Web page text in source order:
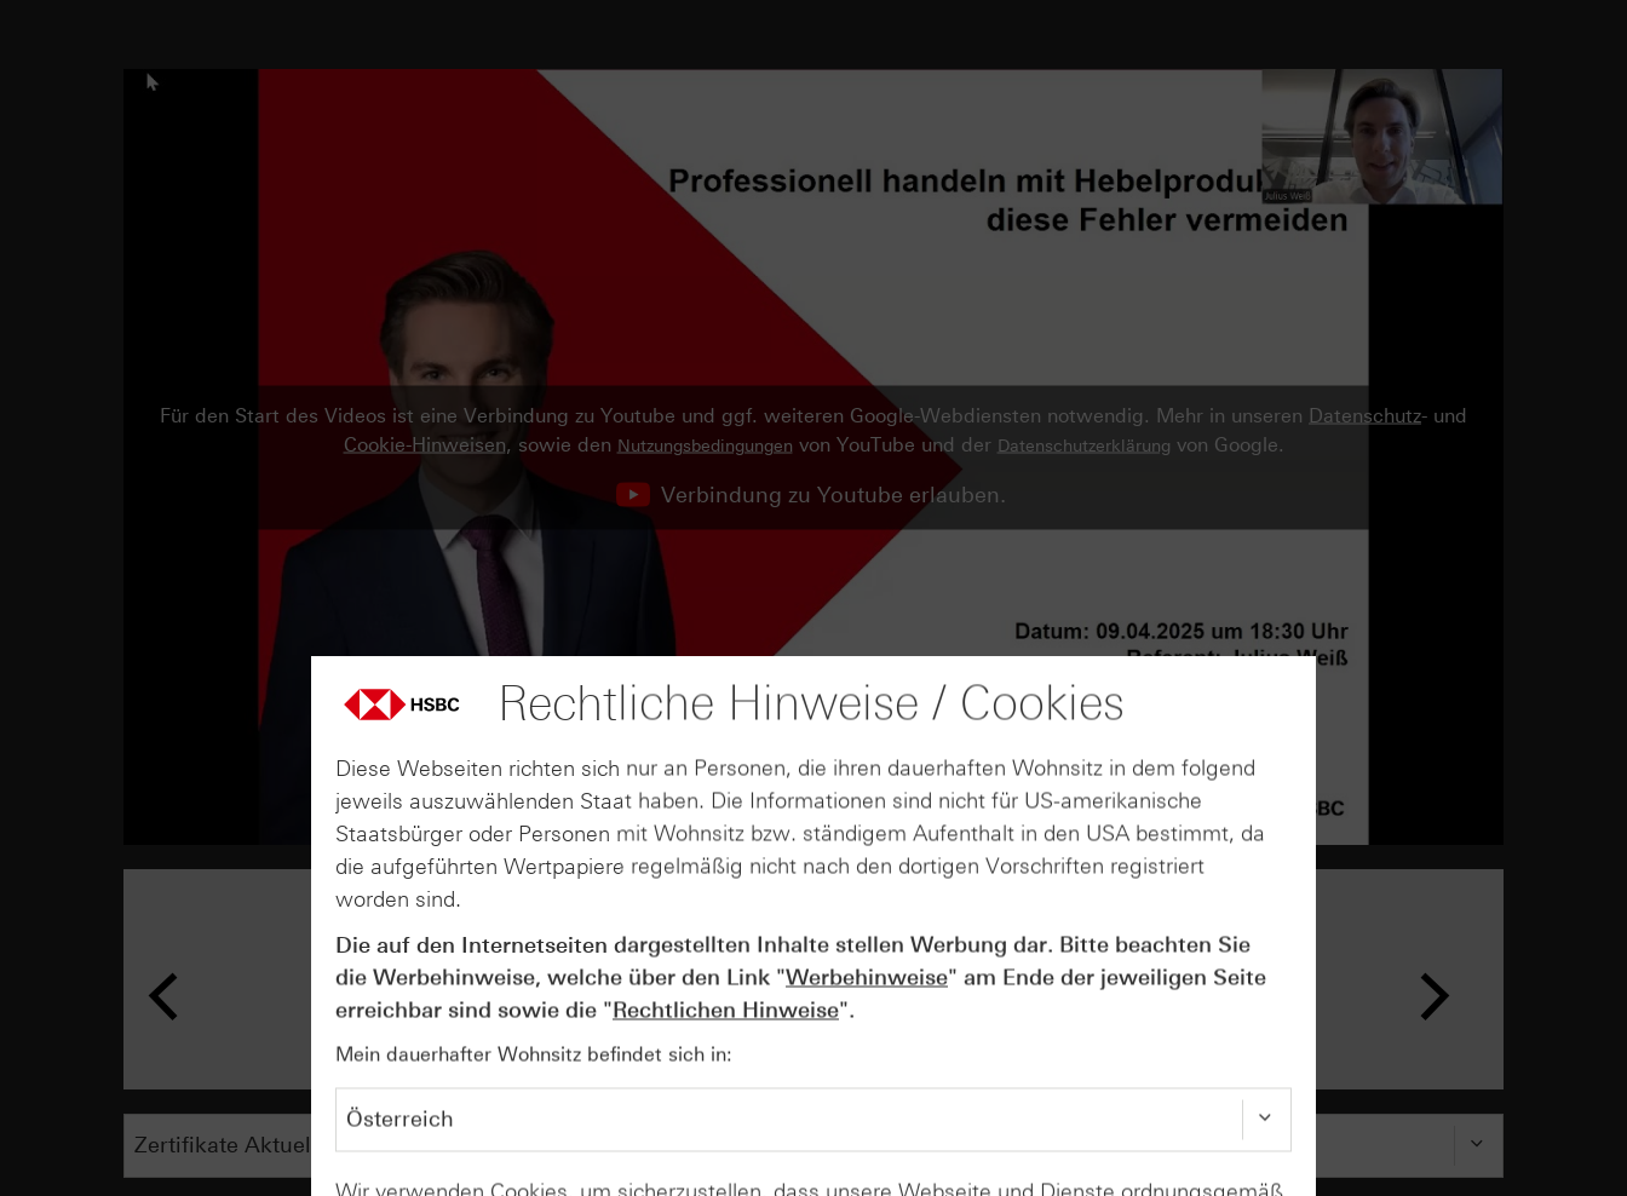
Für den Start des Videos ist eine Verbindung zu Youtube und ggf. weiteren Google-Webdiensten notwendig. Mehr in unseren Datenschutz- und
Cookie-Hinweisen, sowie den Nutzungsbedingungen von YouTube und der Datenschutzerklärung von Google.
Verbindung zu Youtube erlauben.
AUGUST
07
Wie lange bleibt der DAX® in
Rekordlaune? - ntv Zertifikate
07.08.26
Rechtliche Hinweise / Cookies
Diese Webseiten richten sich nur an Personen, die ihren dauerhaften Wohnsitz in dem folgend
jeweils auszuwählenden Staat haben. Die Informationen sind nicht für US-amerikanische
Staatsbürger oder Personen mit Wohnsitz bzw. ständigem Aufenthalt in den USA bestimmt, da
die aufgeführten Wertpapiere regelmäßig nicht nach den dortigen Vorschriften registriert
worden sind.
Die auf den Internetseiten dargestellten Inhalte stellen Werbung dar. Bitte beachten Sie
die Werbehinweise, welche über den Link "Werbehinweise" am Ende der jeweiligen Seite
erreichbar sind sowie die "Rechtlichen Hinweise".
Mein dauerhafter Wohnsitz befindet sich in: